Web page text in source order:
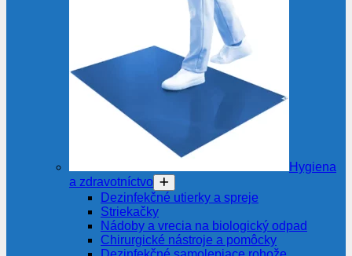
Hygiena
a zdravotníctvo
Dezinfekčné utierky a spreje
Striekačky
Nádoby a vrecia na biologický odpad
Chirurgické nástroje a pomôcky